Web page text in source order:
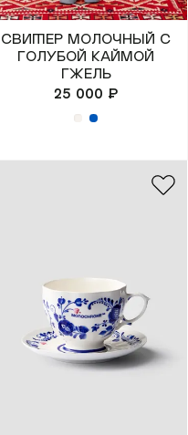
Свитер молочный с
голубой каймой
Гжель
25 000 ₽